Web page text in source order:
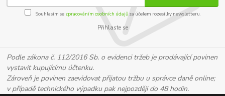
Souhlasím se zpracováním osobních údajůza účelem rozesílky newsletteru.
Přihlaste se
Podle zákona č. 112/2016 Sb. o evidenci tržeb je prodávající povinen
vystavit kupujícímu účtenku.
Zároveň je povinen zaevidovat přijatou tržbu u správce daně online;
v případě technického výpadku pak nejpozději do 48 hodin.